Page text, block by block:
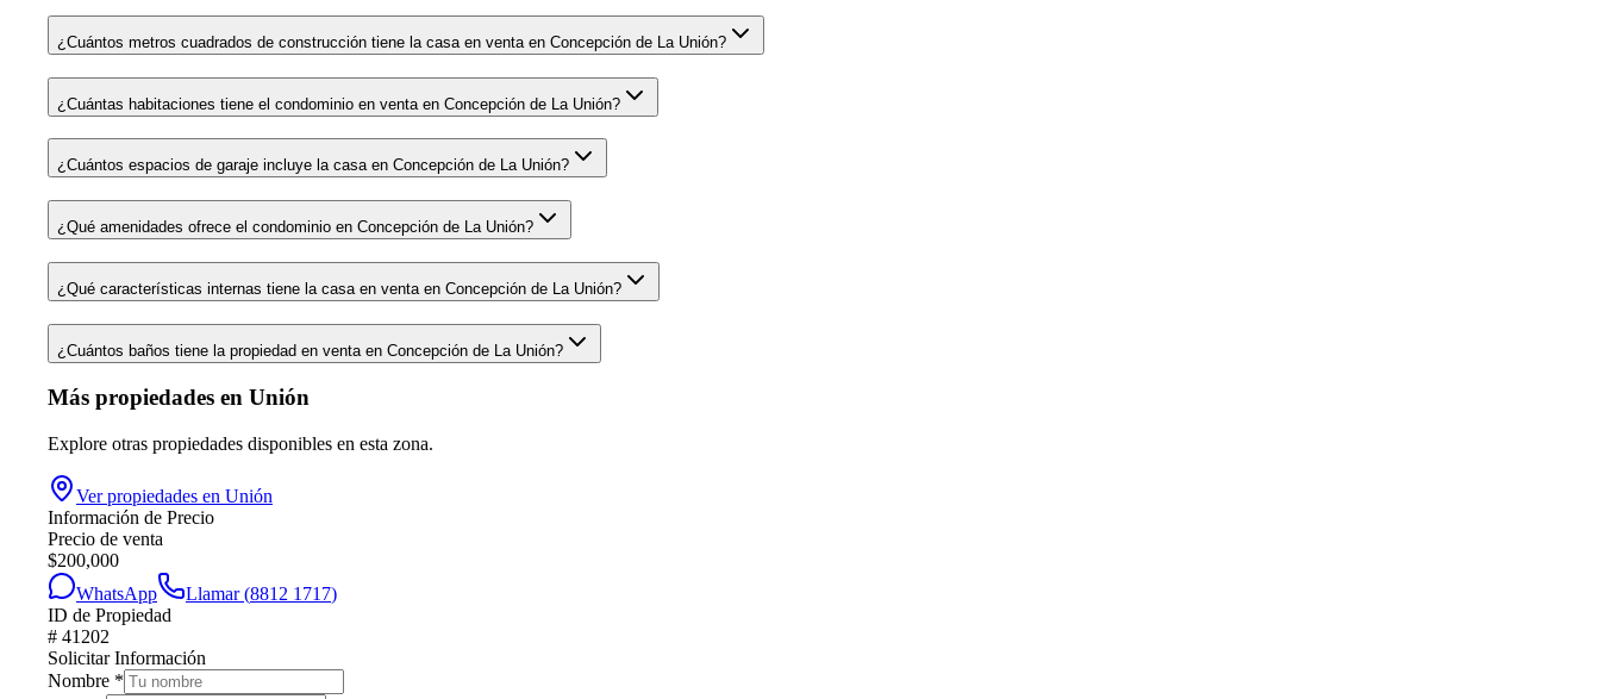
¿Cuántos metros cuadrados de construcción tiene la casa en venta en Concepción de La Unión?
¿Cuántas habitaciones tiene el condominio en venta en Concepción de La Unión?
¿Cuántos espacios de garaje incluye la casa en Concepción de La Unión?
¿Qué amenidades ofrece el condominio en Concepción de La Unión?
¿Qué características internas tiene la casa en venta en Concepción de La Unión?
¿Cuántos baños tiene la propiedad en venta en Concepción de La Unión?
Más propiedades en Unión
Explore otras propiedades disponibles en esta zona.
Ver propiedades en Unión
Información de Precio
Precio de venta
$200,000
WhatsApp
Llamar (8812 1717)
ID de Propiedad
# 41202
Solicitar Información
Nombre *